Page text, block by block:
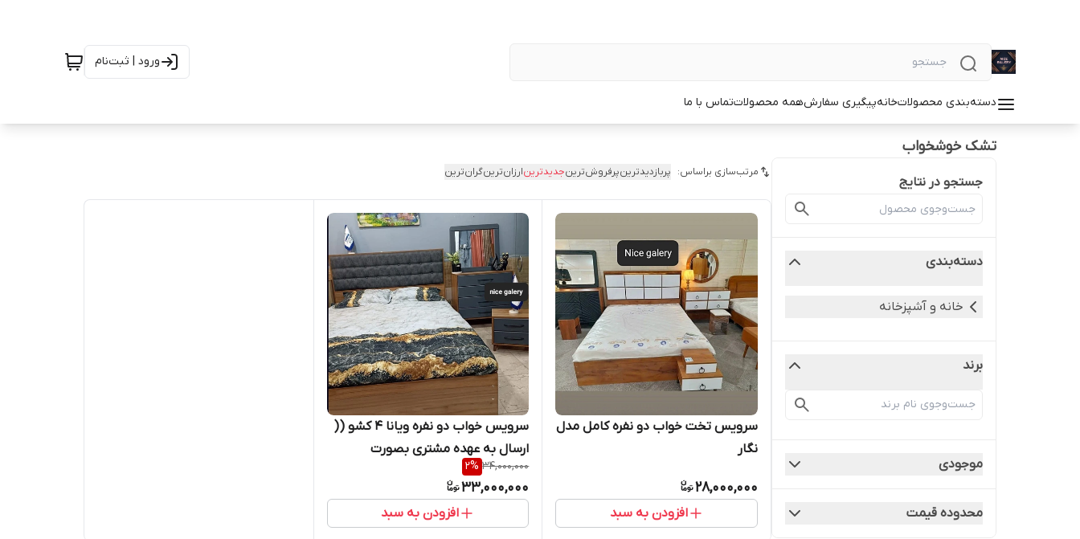
ورود | ثبت‌نام
دسته‌بندی محصولاتخانهپیگیری سفارشهمه محصولاتتماس با ما
تشک خوشخواب
جستجو در نتایج
دسته‌بندی
خانه و آشپزخانه
برند
موجودی
محدوده قیمت
مرتب‌سازی براساس: پربازدیدترینپرفروش‌ترینجدیدترینارزان‌ترینگران‌ترین
سرویس تخت خواب دو نفره کامل مدل
نگار
28,000,000
افزودن به سبد
سرویس خواب دو نفره ویانا 4 کشو ((
ارسال به عهده مشتری بصورت
پسکرایه ))
34,000,000
2%
33,000,000
افزودن به سبد